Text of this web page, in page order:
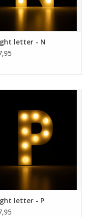
letter - N
letter - P